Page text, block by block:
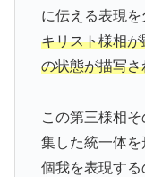
に伝える表現を
キリスト様相
の状態が描写さ
この第三様相
集した統一体
個我を表現す